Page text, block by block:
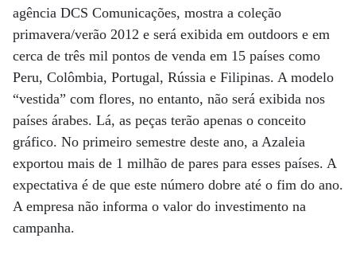
agência DCS Comunicações, mostra a coleção
primavera/verão 2012 e será exibida em outdoors e em
cerca de três mil pontos de venda em 15 países como
Peru, Colômbia, Portugal, Rússia e Filipinas. A modelo
“vestida” com flores, no entanto, não será exibida nos
países árabes. Lá, as peças terão apenas o conceito
gráfico. No primeiro semestre deste ano, a Azaleia
exportou mais de 1 milhão de pares para esses países. A
expectativa é de que este número dobre até o fim do ano.
A empresa não informa o valor do investimento na
campanha.